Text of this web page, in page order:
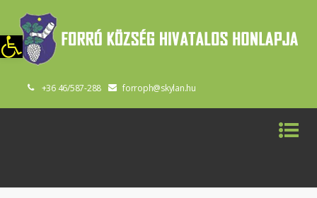
Eszköztár megnyitása
+36 46/587-288 forroph@skylan.hu